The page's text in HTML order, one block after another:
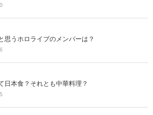
思うホロライブのメンバーは？
日本食？それとも中華料理？